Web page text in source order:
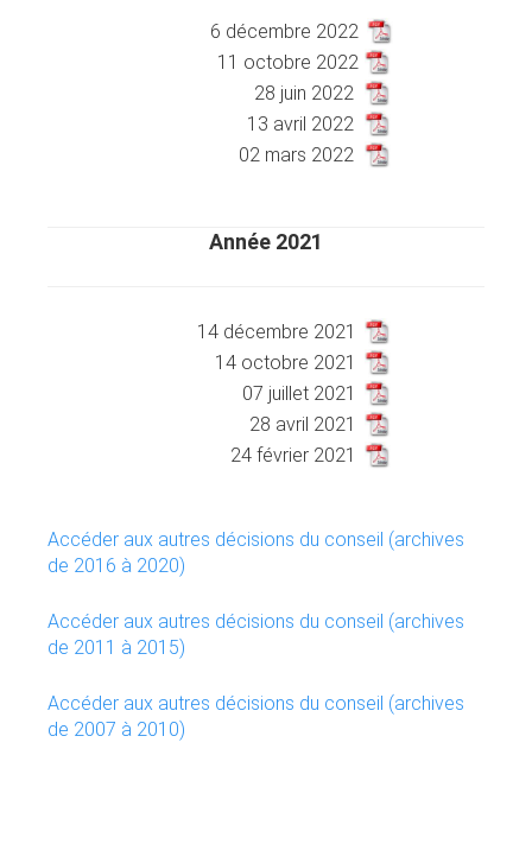
6 décembre 2022
11 octobre 2022
28 juin 2022
13 avril 2022
02 mars 2022
Année 2021
14 décembre 2021
14 octobre 2021
07 juillet 2021
28 avril 2021
24 février 2021
Accéder aux autres décisions du conseil (archives
de 2016 à 2020)
Accéder aux autres décisions du conseil (archives
de 2011 à 2015)
Accéder aux autres décisions du conseil (archives
de 2007 à 2010)